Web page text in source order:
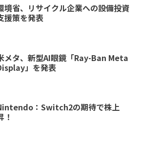
境省、リサイクル企業への設備投資
援策を発表
メタ、新型AI眼鏡「Ray-Ban Meta
」を発表
：Switch2の期待で株上
！